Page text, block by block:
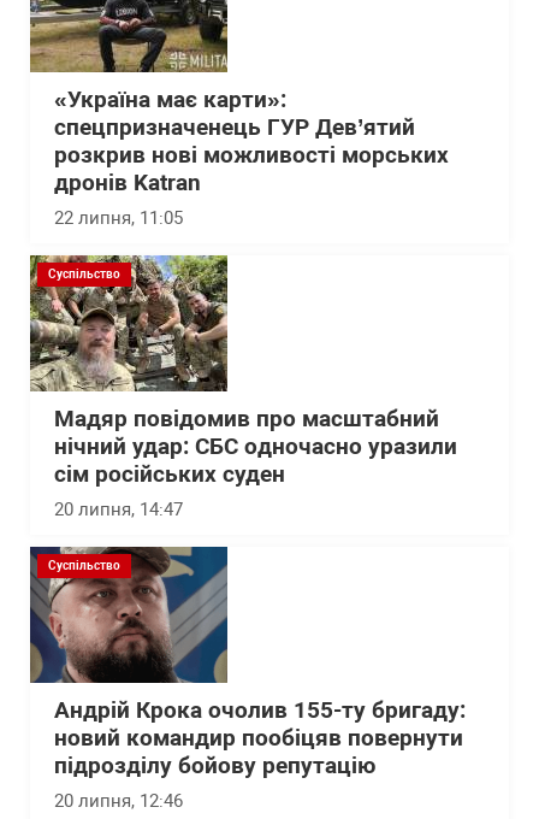
«Україна має карти»:
спецпризначенець ГУР Дев’ятий
розкрив нові можливості морських
дронів Katran
22 липня, 11:05
Суспільство
Мадяр повідомив про масштабний
нічний удар: СБС одночасно уразили
сім російських суден
20 липня, 14:47
Суспільство
Андрій Крока очолив 155-ту бригаду:
новий командир пообіцяв повернути
підрозділу бойову репутацію
20 липня, 12:46